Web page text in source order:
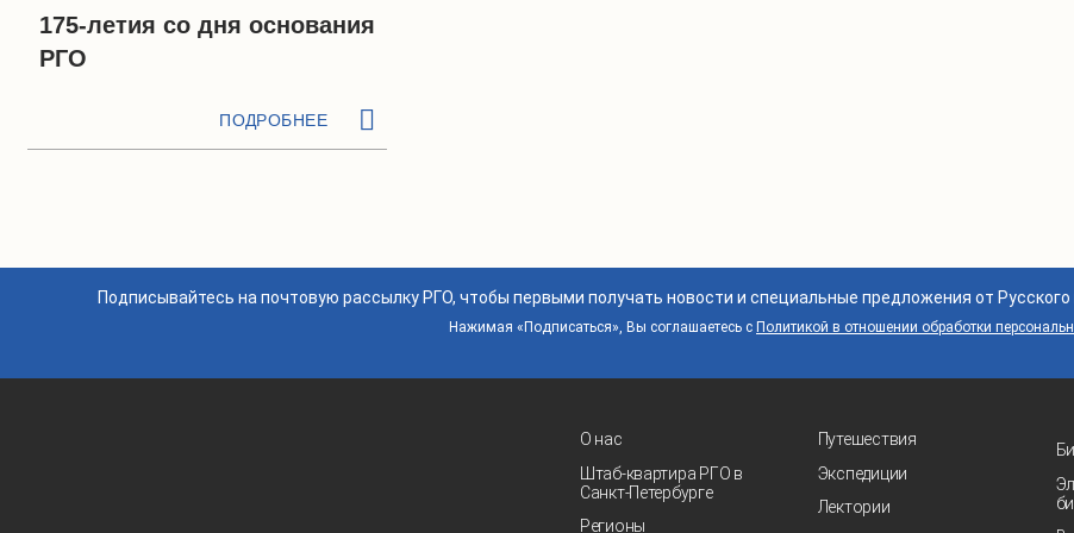
175-летия со дня основания
РГО
ПОДРОБНЕЕ
Подписывайтесь на почтовую рассылку РГО, чтобы первыми получать новости и специальные предложения от
Нажимая «Подписаться», Вы соглашаетесь с Политикой в отношении обработки
О нас
Штаб-квартира РГО в
Санкт‑Петербурге
Регионы
Путешествия
Экспедиции
Лектории